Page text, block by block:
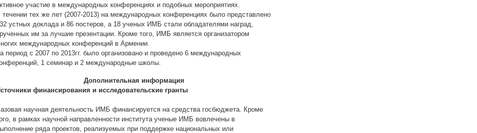
участие в международных конференциях и подобных мероприятиях.
течении тех же лет (2007-2013) на международных конференциях было представлено
устных доклада и 86 постеров, а 18 ученых ИМБ стали обладателями наград,
им за лучшие презентации. Кроме того, ИМБ является организатором
международных конференций в Армении.
период с 2007 по 2013гг. было организовано и проведено 6 международных
1 семинар и 2 международные школы.
Дополнительная информация
финансирования и исследовательские гранты
научная деятельность ИМБ финансируется на средства госбюджета. Кроме
в рамках научной направленности института ученые ИМБ вовлечены в
ряда проектов, реализуемых при поддержке национальных или